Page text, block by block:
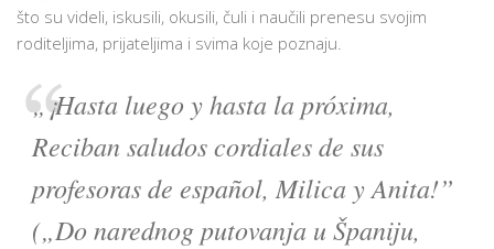
što su videli, iskusili, okusili, čuli i naučili prenesu svojim
roditeljima, prijateljima i svima koje poznaju.
„¡Hasta luego y hasta la próxima,
Reciban saludos cordiales de sus
profesoras de español, Milica y Anita!”
(„Do narednog putovanja u Španiju,